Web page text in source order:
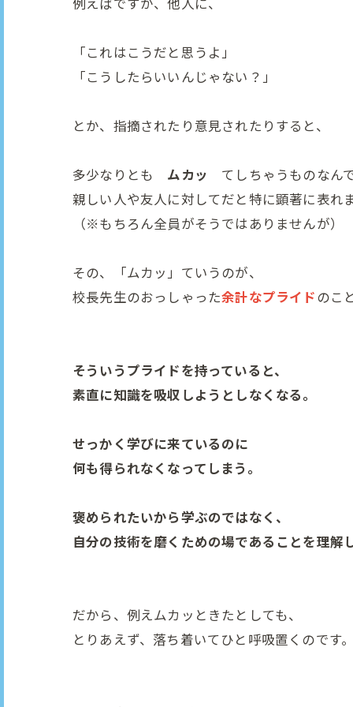
「これはこうだと思うよ」
「こうしたらいいんじゃない？」
とか、指摘されたり意見されたりすると、
多少なりとも ムカッ てしちゃうものなんで
親しい人や友人に対してだと特に顕著に表れま
（※もちろん全員がそうではありませんが）
その、「ムカッ」ていうのが、
校長先生のおっしゃった余計なプライドのこ
そういうプライドを持っていると、
素直に知識を吸収しようとしなくなる。
せっかく学びに来ているのに
何も得られなくなってしまう。
褒められたいから学ぶのではなく、
自分の技術を磨くための場であることを理解
だから、例えムカッときたとしても、
とりあえず、落ち着いてひと呼吸置くのです。